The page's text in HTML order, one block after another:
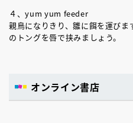
４、yum yum feeder
親鳥になりきり、雛に餌を運び
のトングを唇で挟みましょう。
オンライン書店